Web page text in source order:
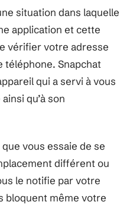
situation dans laquelle
application et cette
vérifier votre adresse
téléphone. Snapchat
qui a servi à vous
qu’à son
que vous essaie de se
différent ou
le notifie par votre
bloquent même votre